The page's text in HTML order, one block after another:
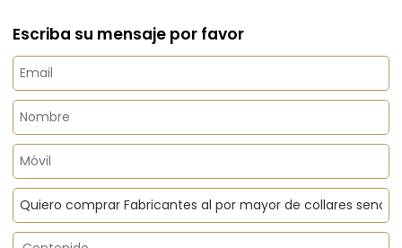
Escriba su mensaje por favor